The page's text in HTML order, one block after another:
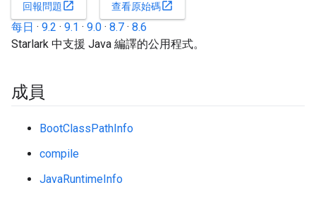
回報問題open_in_new 查看原始碼open_in_new
每日 · 9.2 · 9.1 · 9.0 · 8.7 · 8.6
Starlark 中支援 Java 編譯的公用程式。
成員
BootClassPathInfo
compile
JavaRuntimeInfo